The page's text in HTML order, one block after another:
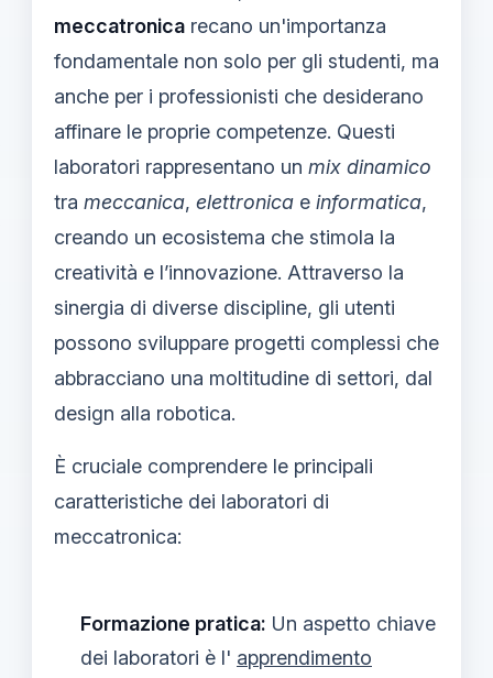
meccatronica recano un'importanza
fondamentale non solo per gli studenti, ma
anche per i professionisti che desiderano
affinare le proprie competenze. Questi
laboratori rappresentano un mix dinamico
tra meccanica, elettronica e informatica,
creando un ecosistema che stimola la
creatività e l’innovazione. Attraverso la
sinergia di diverse discipline, gli utenti
possono sviluppare progetti complessi che
abbracciano una moltitudine di settori, dal
design alla robotica.
È cruciale comprendere le principali
caratteristiche dei laboratori di
meccatronica:
Formazione pratica: Un aspetto chiave
dei laboratori è l' apprendimento